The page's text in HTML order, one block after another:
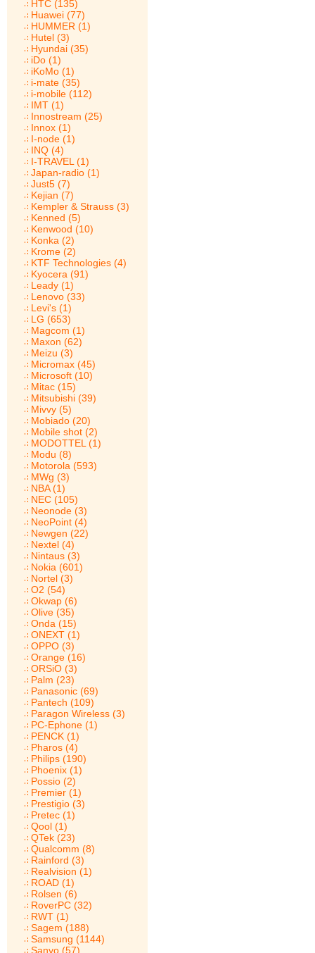
HTC (135)
Huawei (77)
HUMMER (1)
Hutel (3)
Hyundai (35)
iDo (1)
iKoMo (1)
i-mate (35)
i-mobile (112)
IMT (1)
Innostream (25)
Innox (1)
I-node (1)
INQ (4)
I-TRAVEL (1)
Japan-radio (1)
Just5 (7)
Kejian (7)
Kempler & Strauss (3)
Kenned (5)
Kenwood (10)
Konka (2)
Krome (2)
KTF Technologies (4)
Kyocera (91)
Leady (1)
Lenovo (33)
Levi's (1)
LG (653)
Magcom (1)
Maxon (62)
Meizu (3)
Micromax (45)
Microsoft (10)
Mitac (15)
Mitsubishi (39)
Mivvy (5)
Mobiado (20)
Mobile shot (2)
MODOTTEL (1)
Modu (8)
Motorola (593)
MWg (3)
NBA (1)
NEC (105)
Neonode (3)
NeoPoint (4)
Newgen (22)
Nextel (4)
Nintaus (3)
Nokia (601)
Nortel (3)
O2 (54)
Okwap (6)
Olive (35)
Onda (15)
ONEXT (1)
OPPO (3)
Orange (16)
ORSiO (3)
Palm (23)
Panasonic (69)
Pantech (109)
Paragon Wireless (3)
PC-Ephone (1)
PENCK (1)
Pharos (4)
Philips (190)
Phoenix (1)
Possio (2)
Premier (1)
Prestigio (3)
Pretec (1)
Qool (1)
QTek (23)
Qualcomm (8)
Rainford (3)
Realvision (1)
ROAD (1)
Rolsen (6)
RoverPC (32)
RWT (1)
Sagem (188)
Samsung (1144)
Sanyo (57)